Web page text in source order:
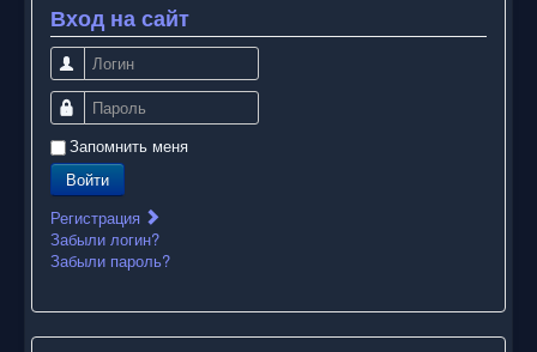
Вход на сайт
Логин
Пароль
Запомнить меня
Войти
Регистрация
Забыли логин?
Забыли пароль?